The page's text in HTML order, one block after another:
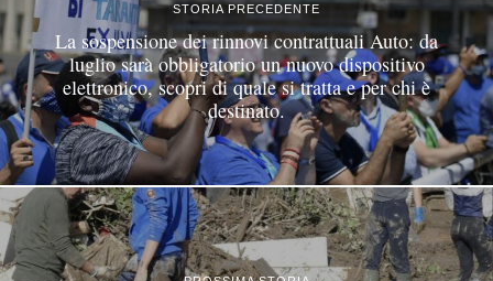
STORIA PRECEDENTE
La sospensione dei rinnovi contrattuali Auto: da
luglio sarà obbligatorio un nuovo dispositivo
elettronico, scopri di quale si tratta e per chi è
destinato.